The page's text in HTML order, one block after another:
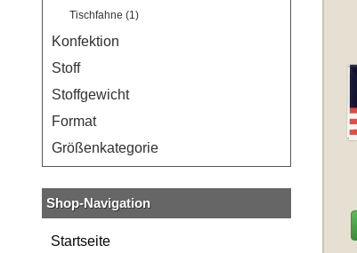
Tischfahne (1)
Konfektion
Stoff
Stoffgewicht
Format
Größenkategorie
Shop-Navigation
Startseite